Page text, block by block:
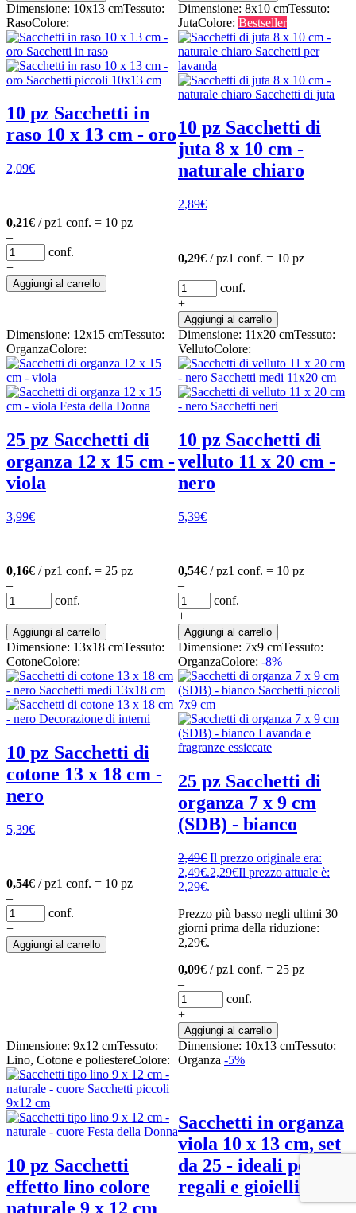
Dimensione: 10x13 cmTessuto:
RasoColore:
10 pz Sacchetti in
raso 10 x 13 cm - oro
2,09€
0,21€ / pz1 conf. = 10 pz
–
conf.
+
Aggiungi al carrello
Dimensione: 8x10 cmTessuto:
JutaColore: Bestseller
10 pz Sacchetti di
juta 8 x 10 cm -
naturale chiaro
2,89€
0,29€ / pz1 conf. = 10 pz
–
conf.
+
Aggiungi al carrello
Dimensione: 12x15 cmTessuto:
OrganzaColore:
25 pz Sacchetti di
organza 12 x 15 cm -
viola
3,99€
0,16€ / pz1 conf. = 25 pz
–
conf.
+
Aggiungi al carrello
Dimensione: 11x20 cmTessuto:
VellutoColore:
10 pz Sacchetti di
velluto 11 x 20 cm -
nero
5,39€
0,54€ / pz1 conf. = 10 pz
–
conf.
+
Aggiungi al carrello
Dimensione: 13x18 cmTessuto:
CotoneColore:
10 pz Sacchetti di
cotone 13 x 18 cm -
nero
5,39€
0,54€ / pz1 conf. = 10 pz
–
conf.
+
Aggiungi al carrello
Dimensione: 7x9 cmTessuto:
OrganzaColore: -8%
25 pz Sacchetti di
organza 7 x 9 cm
(SDB) - bianco
2,49€ Il prezzo originale era:
2,49€.2,29€Il prezzo attuale è:
2,29€.
Prezzo più basso negli ultimi 30
giorni prima della riduzione:
2,29€.
0,09€ / pz1 conf. = 25 pz
–
conf.
+
Aggiungi al carrello
Dimensione: 9x12 cmTessuto:
Lino, Cotone e poliestereColore:
10 pz Sacchetti
effetto lino colore
naturale 9 x 12 cm
Dimensione: 10x13 cmTessuto:
Organza -5%
Sacchetti in organza
viola 10 x 13 cm, set
da 25 - ideali per
regali e gioielli